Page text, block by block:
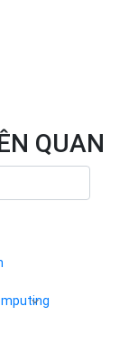
QUAN